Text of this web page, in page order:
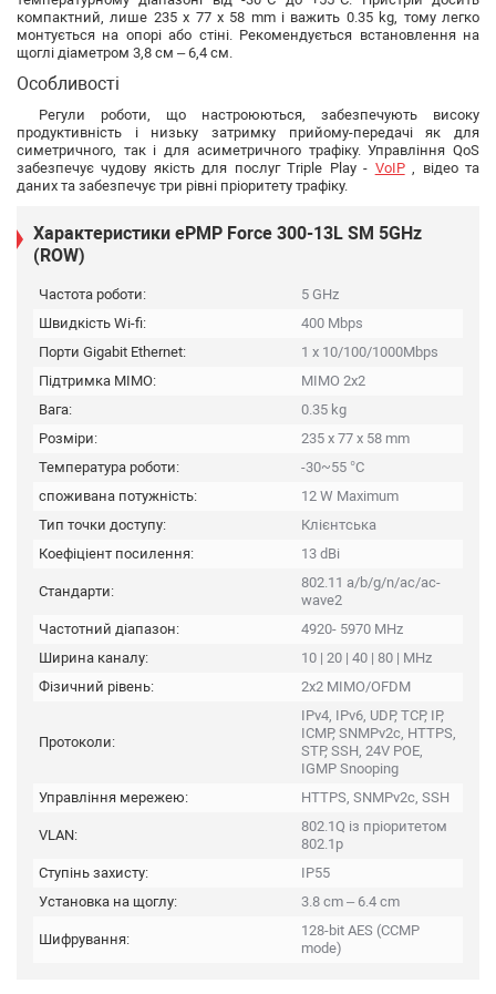
компактний, лише 235 x 77 x 58 mm і важить 0.35 kg, тому легко
монтується на опорі або стіні. Рекомендується встановлення на
щоглі діаметром 3,8 см – 6,4 см.
Особливості
Регули роботи, що настроюються, забезпечують високу
продуктивність і низьку затримку прийому-передачі як для
симетричного, так і для асиметричного трафіку. Управління QoS
забезпечує чудову якість для послуг Triple Play - VoIP, відео та
даних та забезпечує три рівні пріоритету трафіку.
Характеристики ePMP Force 300-13L SM 5GHz
(ROW)
Частота роботи:
5 GHz
Швидкість Wi-fi:
400 Mbps
Порти Gigabit Ethernet:
1 x 10/100/1000Mbps
Підтримка MIMO:
MIMO 2x2
Вага:
0.35 kg
Розміри:
235 x 77 x 58 mm
Температура роботи:
-30~55 °C
споживана потужність:
12 W Maximum
Тип точки доступу:
Клієнтська
Коефіціент посилення:
13 dBi
Стандарти:
802.11 a/b/g/n/ac/ac-
wave2
Частотний діапазон:
4920- 5970 MHz
Ширина каналу:
10 | 20 | 40 | 80 | MHz
Фізичний рівень:
2x2 MIMO/OFDM
Протоколи:
IPv4, IPv6, UDP, TCP, IP,
ICMP, SNMPv2c, HTTPS,
STP, SSH, 24V POE,
IGMP Snooping
Управління мережею:
HTTPS, SNMPv2c, SSH
VLAN:
802.1Q із пріоритетом
802.1p
Ступінь захисту:
IP55
Установка на щоглу:
3.8 cm – 6.4 cm
Шифрування:
128-bit AES (CCMP
mode)